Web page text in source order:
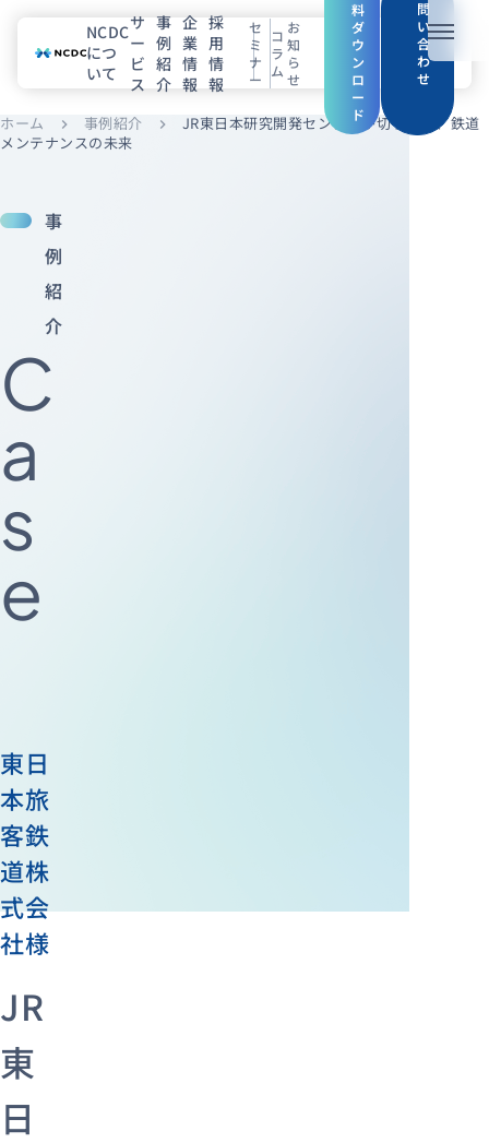
メニュ
NCDCについて
サービス
事例紹介
採用情報
セミナー
エンジニアブログ（Zenn）
お役立ち情報（PJ Insight）
NCDC
につ
いて
サ
ー
ビ
ス
事
例
紹
介
企
業
情
報
採
用
情
報
セ
ミ
ナ
ー
コ
ラ
ム
お
知
ら
せ
料
ダ
ウ
ン
ロ
ー
ド
問
い
合
わ
せ
ホーム chevron_right 事例紹介 chevron_right
JR東日本研究開発センターが切り拓く、鉄道
メンテナンスの未来
事
例
紹
介
C
a
s
e
東日
本旅
客鉄
道株
式会
社様
JR
東
日